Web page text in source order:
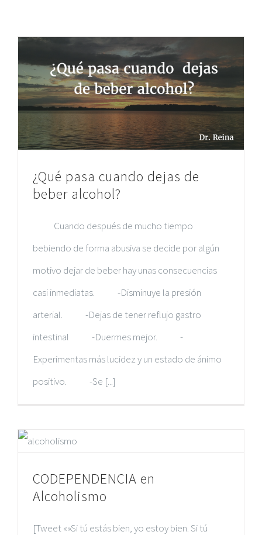
¿Qué pasa cuando dejas de
beber alcohol?
Cuando después de mucho tiempo
bebiendo de forma abusiva se decide por algún
motivo dejar de beber hay unas consecuencias
casi inmediatas. -Disminuye la presión
arterial. -Dejas de tener reflujo gastro
intestinal -Duermes mejor. -
Experimentas más lucidez y un estado de ánimo
positivo. -Se [...]
CODEPENDENCIA en
Alcoholismo
[Tweet «»Si tú estás bien, yo estoy bien. Si tú